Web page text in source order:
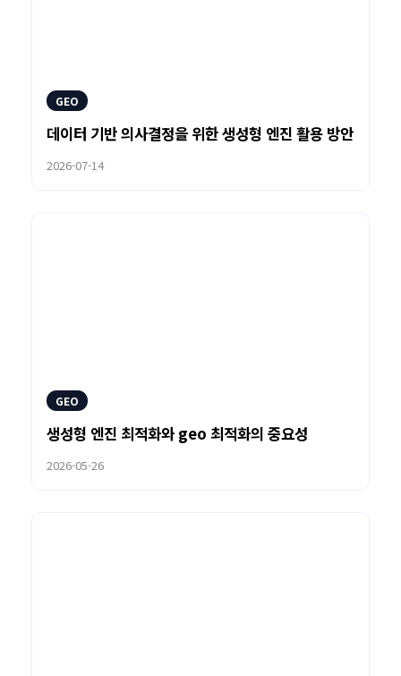
GEO
데이터 기반 의사결정을 위한 생성형 엔진 활용 방안
2026-07-14
GEO
생성형 엔진 최적화와 geo 최적화의 중요성
2026-05-26